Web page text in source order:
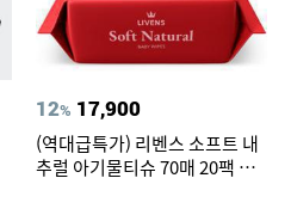
12% 17,900
(역대급특가) 리벤스 소프트 내
추럴 아기물티슈 70매 20팩 캡